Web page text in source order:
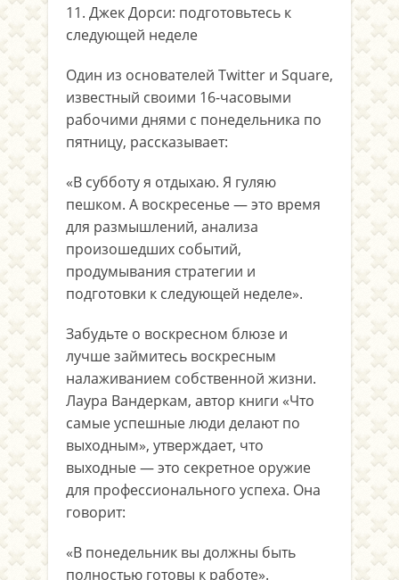
11. Джек Дорси: подготовьтесь к
следующей неделе
Один из основателей Twitter и Square,
известный своими 16-часовыми
рабочими днями с понедельника по
пятницу, рассказывает:
«В субботу я отдыхаю. Я гуляю
пешком. А воскресенье — это время
для размышлений, анализа
произошедших событий,
продумывания стратегии и
подготовки к следующей неделе».
Забудьте о воскресном блюзе и
лучше займитесь воскресным
налаживанием собственной жизни.
Лаура Вандеркам, автор книги «Что
самые успешные люди делают по
выходным», утверждает, что
выходные — это секретное оружие
для профессионального успеха. Она
говорит:
«В понедельник вы должны быть
полностью готовы к работе».